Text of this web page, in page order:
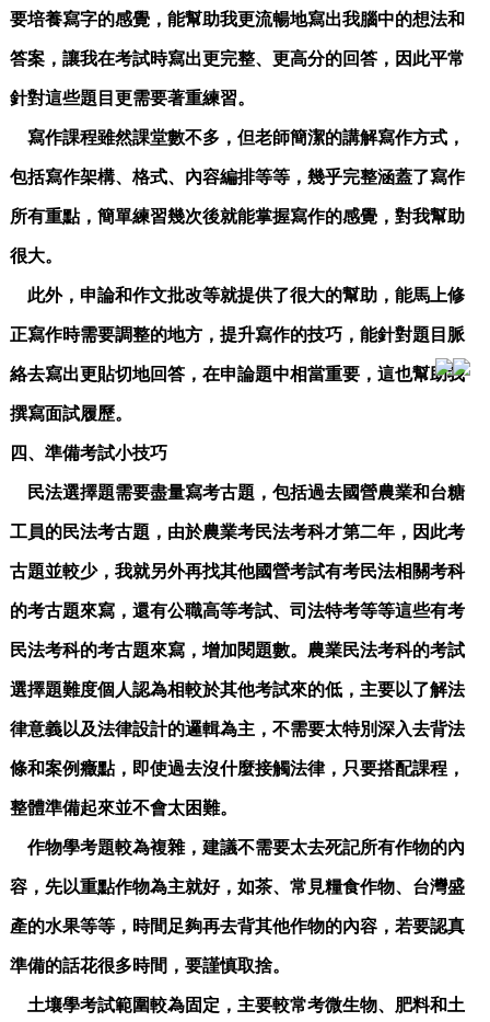
要培養寫字的感覺，能幫助我更流暢地寫出我腦中的想法和
答案，讓我在考試時寫出更完整、更高分的回答，因此平常
針對這些題目更需要著重練習。
寫作課程雖然課堂數不多，但老師簡潔的講解寫作方式，
包括寫作架構、格式、內容編排等等，幾乎完整涵蓋了寫作
所有重點，簡單練習幾次後就能掌握寫作的感覺，對我幫助
很大。
此外，申論和作文批改等就提供了很大的幫助，能馬上修
正寫作時需要調整的地方，提升寫作的技巧，能針對題目脈
絡去寫出更貼切地回答，在申論題中相當重要，這也幫助我
撰寫面試履歷。
四、準備考試小技巧
民法選擇題需要盡量寫考古題，包括過去國營農業和台糖
工員的民法考古題，由於農業考民法考科才第二年，因此考
古題並較少，我就另外再找其他國營考試有考民法相關考科
的考古題來寫，還有公職高等考試、司法特考等等這些有考
民法考科的考古題來寫，增加閱題數。農業民法考科的考試
選擇題難度個人認為相較於其他考試來的低，主要以了解法
律意義以及法律設計的邏輯為主，不需要太特別深入去背法
條和案例癥點，即使過去沒什麼接觸法律，只要搭配課程，
整體準備起來並不會太困難。
作物學考題較為複雜，建議不需要太去死記所有作物的內
容，先以重點作物為主就好，如茶、常見糧食作物、台灣盛
產的水果等等，時間足夠再去背其他作物的內容，若要認真
準備的話花很多時間，要謹慎取捨。
土壤學考試範圍較為固定，主要較常考微生物、肥料和土